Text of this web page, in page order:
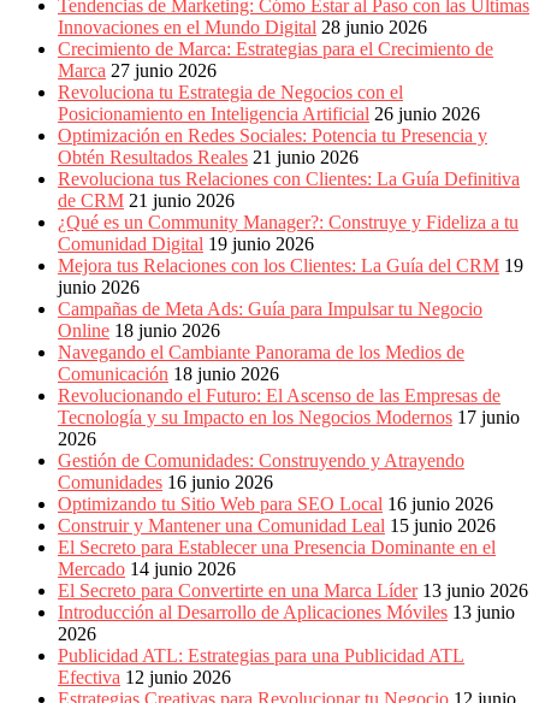
Tendencias de Marketing: Cómo Estar al Paso con las Últimas
Innovaciones en el Mundo Digital 28 junio 2026
Crecimiento de Marca: Estrategias para el Crecimiento de
Marca 27 junio 2026
Revoluciona tu Estrategia de Negocios con el
Posicionamiento en Inteligencia Artificial 26 junio 2026
Optimización en Redes Sociales: Potencia tu Presencia y
Obtén Resultados Reales 21 junio 2026
Revoluciona tus Relaciones con Clientes: La Guía Definitiva
de CRM 21 junio 2026
¿Qué es un Community Manager?: Construye y Fideliza a tu
Comunidad Digital 19 junio 2026
Mejora tus Relaciones con los Clientes: La Guía del CRM 19
junio 2026
Campañas de Meta Ads: Guía para Impulsar tu Negocio
Online 18 junio 2026
Navegando el Cambiante Panorama de los Medios de
Comunicación 18 junio 2026
Revolucionando el Futuro: El Ascenso de las Empresas de
Tecnología y su Impacto en los Negocios Modernos 17 junio
2026
Gestión de Comunidades: Construyendo y Atrayendo
Comunidades 16 junio 2026
Optimizando tu Sitio Web para SEO Local 16 junio 2026
Construir y Mantener una Comunidad Leal 15 junio 2026
El Secreto para Establecer una Presencia Dominante en el
Mercado 14 junio 2026
El Secreto para Convertirte en una Marca Líder 13 junio 2026
Introducción al Desarrollo de Aplicaciones Móviles 13 junio
2026
Publicidad ATL: Estrategias para una Publicidad ATL
Efectiva 12 junio 2026
Estrategias Creativas para Revolucionar tu Negocio 12 junio